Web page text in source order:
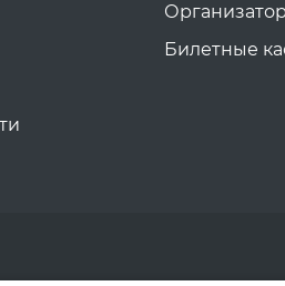
Билетные